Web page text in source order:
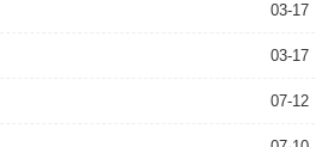
03-17
03-17
07-12